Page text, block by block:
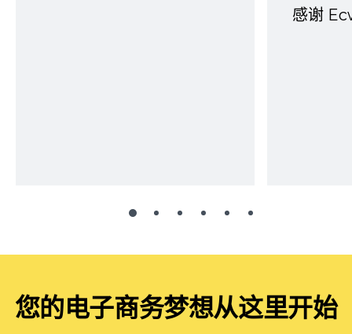
感谢
您的电子商务梦想从这里开始